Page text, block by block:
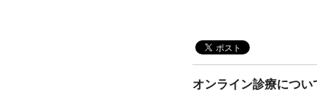
オンライン診療につい